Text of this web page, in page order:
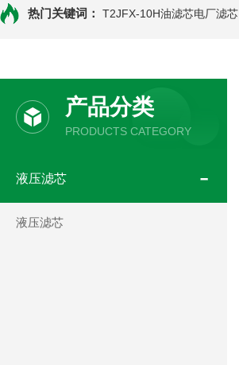
热门关键词： T2JFX-10H油滤芯电厂滤芯
产品分类
PRODUCTS CATEGORY
液压滤芯
液压滤芯